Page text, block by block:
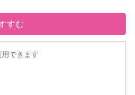
すむ
できます